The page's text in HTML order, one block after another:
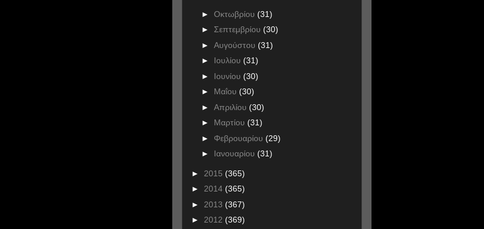
► Οκτωβρίου (31)
► Σεπτεμβρίου (30)
► Αυγούστου (31)
► Ιουλίου (31)
► Ιουνίου (30)
► Μαΐου (30)
► Απριλίου (30)
► Μαρτίου (31)
► Φεβρουαρίου (29)
► Ιανουαρίου (31)
► 2015 (365)
► 2014 (365)
► 2013 (367)
► 2012 (369)